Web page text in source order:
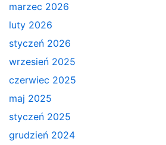
marzec 2026
luty 2026
styczeń 2026
wrzesień 2025
czerwiec 2025
maj 2025
styczeń 2025
grudzień 2024